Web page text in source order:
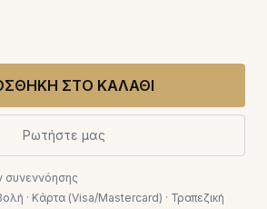
ΣΤΟ ΚΑΛΑΘΙ
Ρωτήστε μας
συνεννόησης
· Κάρτα (Visa/Mastercard) · Τραπεζική